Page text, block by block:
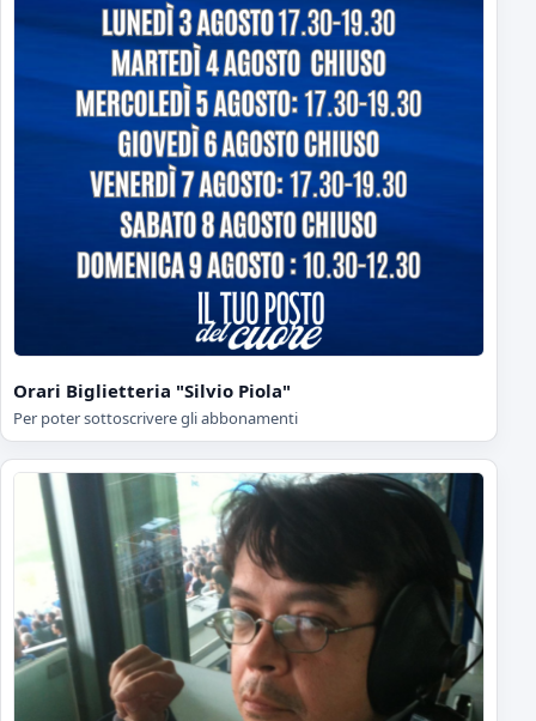
Orari Biglietteria "Silvio Piola"
Per poter sottoscrivere gli abbonamenti